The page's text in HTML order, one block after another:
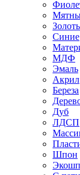
Синие
МДФ
Эмаль
Акрил
Береза
Дуб
ЛДСП
Шпон